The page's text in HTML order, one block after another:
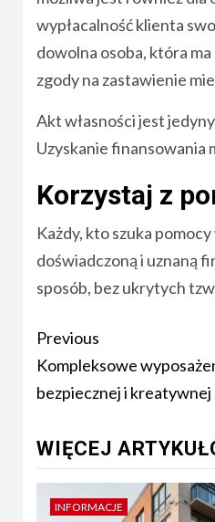
wypłacalność klienta
dowolna osoba, która
zgody na zastawienie
Akt własności jest
Uzyskanie finansowania
Korzystaj z
Każdy, kto szuka
doświadczoną i uznaną
sposób, bez ukrytych
Post
navigation
Previous
Kompleksowe
bezpiecznej i kreatywnej
WIĘCEJ
INFORMACJE